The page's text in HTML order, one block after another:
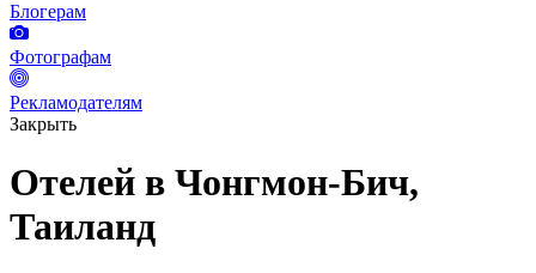
Блогерам
Фотографам
Рекламодателям
Закрыть
Отелей в Чонгмон-Бич,
Таиланд